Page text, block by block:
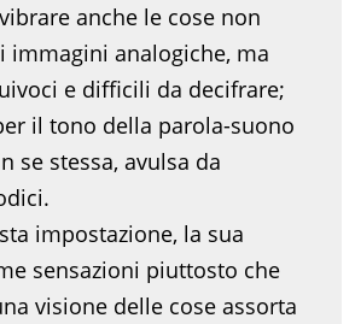
anche le cose non
immagini analogiche, ma
e difficili da decifrare;
il tono della parola-suono
se stessa, avulsa da
impostazione, la sua
sensazioni piuttosto che
visione delle cose assorta